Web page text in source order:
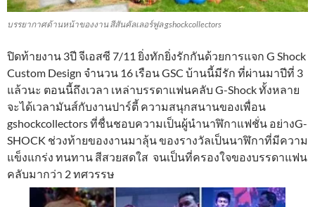
บรรยากาศด้านหน้าของงาน สีสันคัลเลอร์ฟูล gshockcollectors
ปิดท้ายงาน 3ปี จีเอสซี 7/11 ยิ่งทักยิ่งรักกันด้วยการแจก G Shock
Custom Design จำนวน 16 เรือน GSC บ้านนี้มีรัก ที่ผ่านมาปีที่ 3
แล้วนะ ตอนนี้ถึงเวลา เหล่าบรรดาแฟนคลับ G-Shock ทั้งหลาย
จะได้เวลามันส์กับงานปาร์ตี้ ความสนุกสนานของเพื่อน
gshockcollectors ที่ชื่นชอบความเป็นผู้นำนาฬิกาแฟชั่น อย่างG-
SHOCK ช่วงท้ายของงานมาลุ้น ของรางวัลเป็นนาฬิกาที่มีความ
แข็งแกร่ง ทนทาน สีสวยสดใส จนเป็นที่ครองใจของบรรดาแฟน
คลับมากว่า 2 ทศวรรษ